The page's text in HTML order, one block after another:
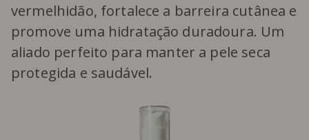
vermelhidão, fortalece a barreira cutânea e
promove uma hidratação duradoura. Um
aliado perfeito para manter a pele seca
protegida e saudável.